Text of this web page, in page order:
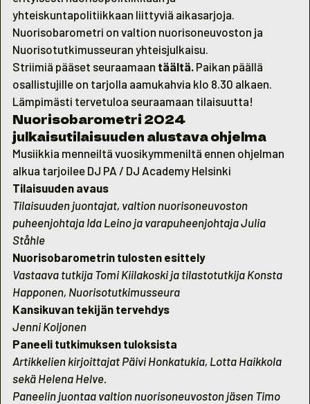
yhteiskuntapolitiikkaan liittyviä aikasarjoja.
Nuorisobarometri on valtion nuorisoneuvoston ja
Nuorisotutkimusseuran yhteisjulkaisu.
Striimiä pääset seuraamaan täältä. Paikan päällä
osallistujille on tarjolla aamukahvia klo 8.30 alkaen.
Lämpimästi tervetuloa seuraamaan tilaisuutta!
Nuorisobarometri 2024
julkaisutilaisuuden alustava ohjelma
Musiikkia menneiltä vuosikymmeniltä ennen ohjelman
alkua tarjoilee DJ PA / DJ Academy Helsinki
Tilaisuuden avaus
Tilaisuuden juontajat, valtion nuorisoneuvoston
puheenjohtaja Ida Leino ja varapuheenjohtaja Julia
Ståhle
Nuorisobarometrin tulosten esittely
Vastaava tutkija Tomi Kiilakoski ja tilastotutkija Konsta
Happonen, Nuorisotutkimusseura
Kansikuvan tekijän tervehdys
Jenni Koljonen
Paneeli tutkimuksen tuloksista
Artikkelien kirjoittajat Päivi Honkatukia, Lotta Haikkola
sekä Helena Helve.
Paneelin juontaa valtion nuorisoneuvoston jäsen Timo